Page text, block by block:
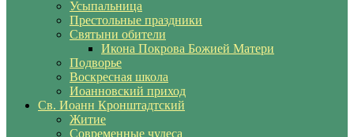
Усыпальница
Престольные праздники
Святыни обители
Икона Покрова Божией Матери
Подворье
Воскресная школа
Иоанновский приход
Св. Иоанн Кронштадтский
Житие
Современные чудеса